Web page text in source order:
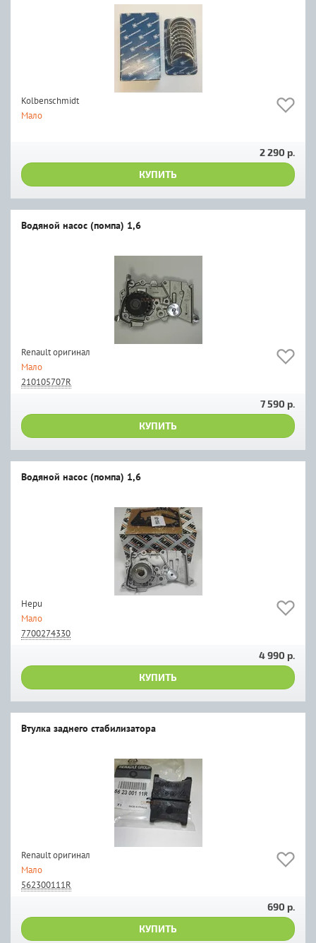
Kolbenschmidt
Мало
2 290 р.
КУПИТЬ
Водяной насос (помпа) 1,6
Renault оригинал
Мало
210105707R
7 590 р.
КУПИТЬ
Водяной насос (помпа) 1,6
Hepu
Мало
7700274330
4 990 р.
КУПИТЬ
Втулка заднего стабилизатора
Renault оригинал
Мало
562300111R
690 р.
КУПИТЬ